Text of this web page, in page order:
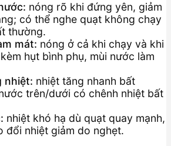
nóng rõ khi đứng yên, giảm
có thể nghe quạt không chạy
thường.
mát: nóng ở cả khi chạy và khi
hụt bình phụ, mùi nước làm
nhiệt: nhiệt tăng nhanh bất
trên/dưới có chênh nhiệt bất
nhiệt khó hạ dù quạt quay mạnh,
đổi nhiệt giảm do nghẹt.